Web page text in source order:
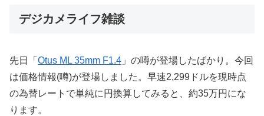
デジカメライフ雑談
先日「 Otus ML 35mm F1.4 」の噂が登場したばかり。今回
は価格情報(噂)が登場しました。早速2,299ドルを現時点
の為替レートで単純に円換算してみると、約35万円にな
ります。